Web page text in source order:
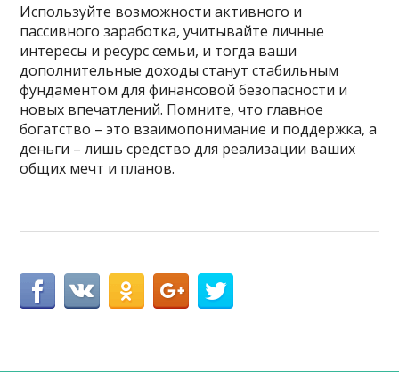
Используйте возможности активного и
пассивного заработка, учитывайте личные
интересы и ресурс семьи, и тогда ваши
дополнительные доходы станут стабильным
фундаментом для финансовой безопасности и
новых впечатлений. Помните, что главное
богатство – это взаимопонимание и поддержка, а
деньги – лишь средство для реализации ваших
общих мечт и планов.